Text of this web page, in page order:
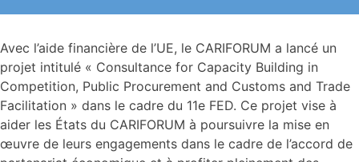
Avec l’aide financière de l’UE, le CARIFORUM a lancé un
projet intitulé « Consultance for Capacity Building in
Competition, Public Procurement and Customs and Trade
Facilitation » dans le cadre du 11e FED. Ce projet vise à
aider les États du CARIFORUM à poursuivre la mise en
œuvre de leurs engagements dans le cadre de l’accord de